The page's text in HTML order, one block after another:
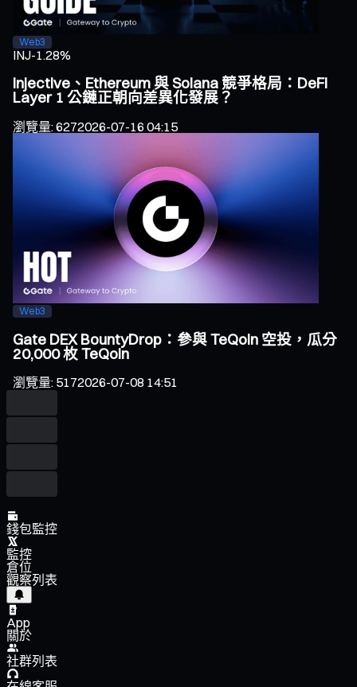
Web3
INJ-1.28%
Injective、Ethereum 與 Solana 競爭格局：DeFi
Layer 1 公鏈正朝向差異化發展？
瀏覽量:6272026-07-16 04:15
Web3
Gate DEX BountyDrop：參與 TeQoin 空投，瓜分
20,000 枚 TeQoin
瀏覽量: 5172026-07-08 14:51
錢包監控
監控
倉位
觀察列表
App
關於
社群列表